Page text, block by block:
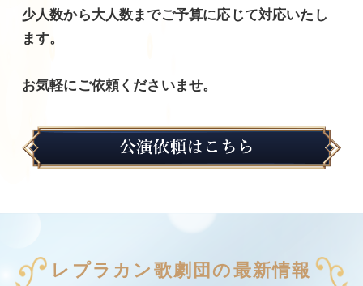
少人数から大人数までご予算に応じて対応いたし
ます。
お気軽にご依頼くださいませ。
レプラカン歌劇団の最新情報